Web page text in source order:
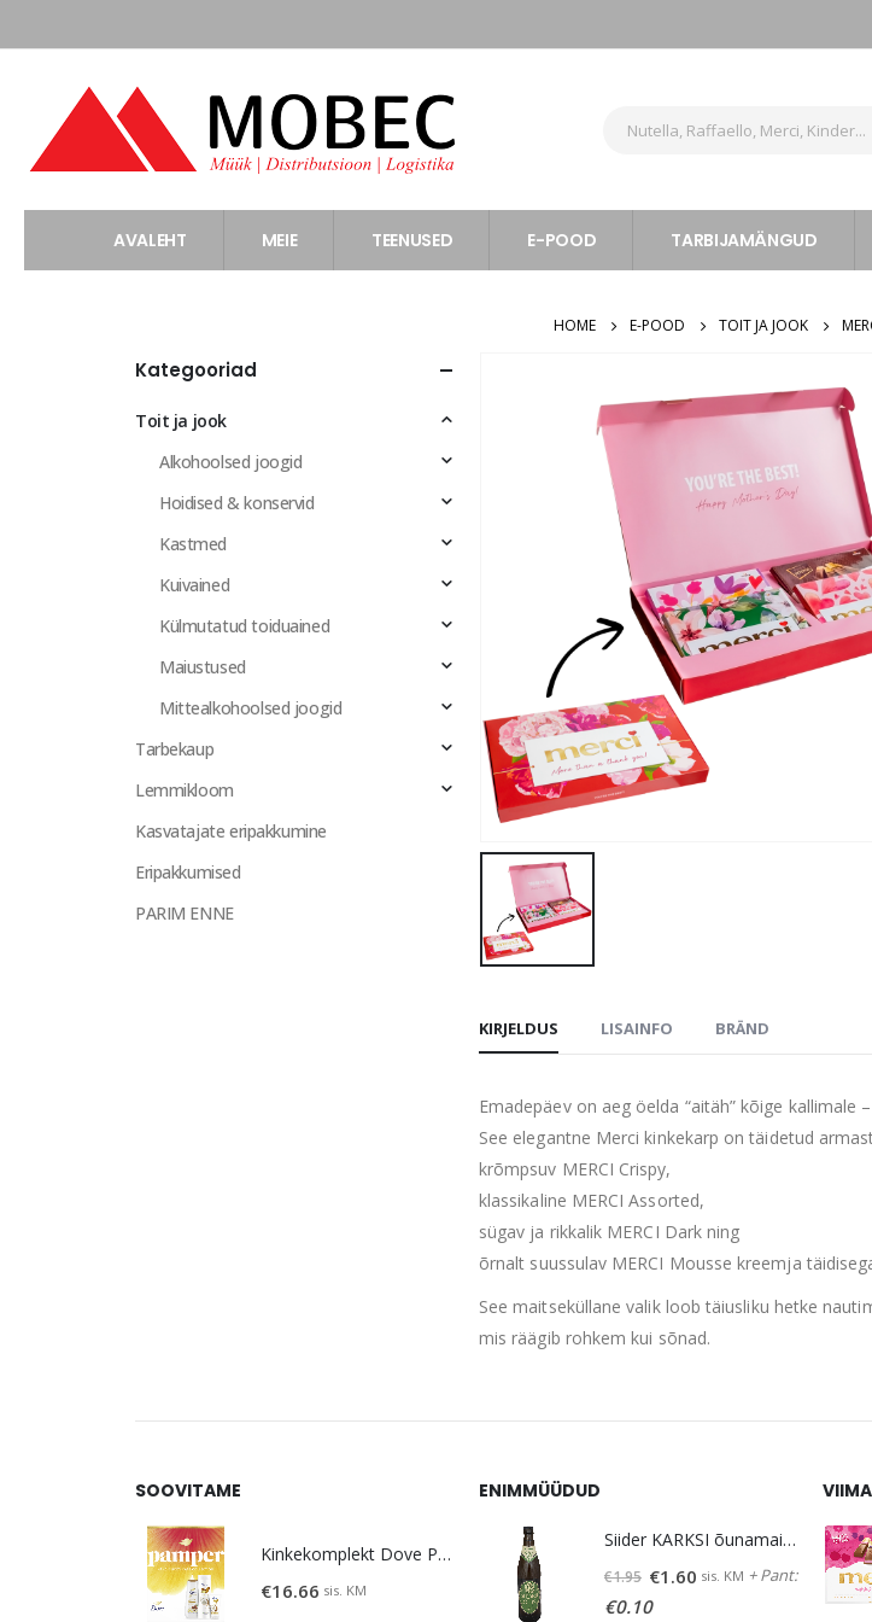
AVALEHT MEIE TEENUSED E-POOD TARBIJAMÄNGUD
HOME E-POOD TOIT JA JOOK
KIRJELDUS LISAINFO BRÄND
Emadepäev on aeg öelda “aitäh” kõige kallimale
See elegantne Merci kinkekarp on täidetud
krõmpsuv MERCI Crispy,
klassikaline MERCI Assorted,
sügav ja rikkalik MERCI Dark ning
õrnalt suussulav MERCI Mousse kreemja
See maitseküllane valik loob täiusliku hetke
mis räägib rohkem kui sõnad.
Kategooriad
Toit ja jook
Alkohoolsed joogid
Hoidised & konservid
Kastmed
Kuivained
Külmutatud toiduained
Maiustused
Mittealkohoolsed joogid
Tarbekaup
Lemmikloom
Kasvatajate eripakkumine
Eripakkumised
PARIM ENNE
SOOVITAME
Kinkekomplekt Dove Pamper
€16.66 sis. KM
ENIMMÜÜDUD
Siider KARKSI õunamaits. 5% vol 0,5 L
€1.95 Algne
hind
€1.60 Praegune
sis. KM + Pant:
€0.10